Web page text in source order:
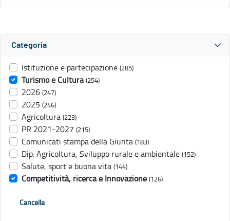
Categoria
Istituzione e partecipazione (285)
Turismo e Cultura (254)
2026 (247)
2025 (246)
Agricoltura (223)
PR 2021-2027 (215)
Comunicati stampa della Giunta (183)
Dip. Agricoltura, Sviluppo rurale e ambientale (152)
Salute, sport e buona vita (144)
Competitività, ricerca e Innovazione (126)
Cancella